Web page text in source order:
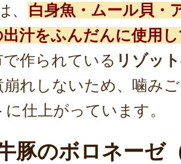
、
白身魚・ムール貝・
出汁をふんだんに使用
作られている リゾッ
崩れしないため、噛み
仕上がっています。
豚のボロネーゼ